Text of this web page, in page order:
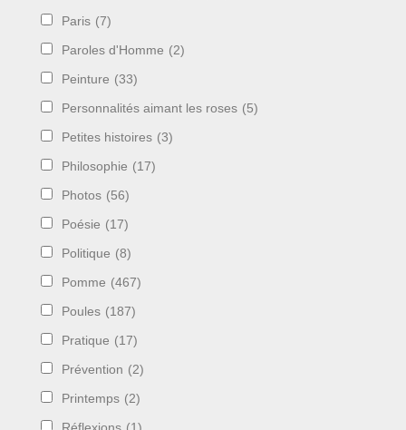
Paris (7)
Paroles d'Homme (2)
Peinture (33)
Personnalités aimant les roses (5)
Petites histoires (3)
Philosophie (17)
Photos (56)
Poésie (17)
Politique (8)
Pomme (467)
Poules (187)
Pratique (17)
Prévention (2)
Printemps (2)